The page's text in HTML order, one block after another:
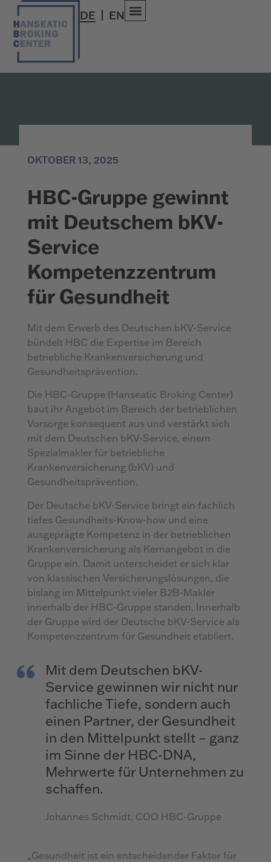
DE EN
OKTOBER 13, 2025
HBC-Gruppe gewinnt
mit Deutschem bKV-
Service
Kompetenzzentrum
für Gesundheit
Mit dem Erwerb des Deutschen bKV-Service
bündelt HBC die Expertise im Bereich
betriebliche Krankenversicherung und
Gesundheitsprävention.
Die HBC-Gruppe (Hanseatic Broking Center)
baut ihr Angebot im Bereich der betrieblichen
Vorsorge konsequent aus und verstärkt sich
mit dem Deutschen bKV-Service, einem
Spezialmakler für betriebliche
Krankenversicherung (bKV) und
Gesundheitsprävention.
Der Deutsche bKV-Service bringt ein fachlich
tiefes Gesundheits-Know-how und eine
ausgeprägte Kompetenz in der betrieblichen
Krankenversicherung als Kernangebot in die
Gruppe ein. Damit unterscheidet er sich klar
von klassischen Versicherungslösungen, die
bislang im Mittelpunkt vieler B2B-Makler
innerhalb der HBC-Gruppe standen. Innerhalb
der Gruppe wird der Deutsche bKV-Service als
Kompetenzzentrum für Gesundheit etabliert.
Mit dem Deutschen bKV-
Service gewinnen wir nicht nur
fachliche Tiefe, sondern auch
einen Partner, der Gesundheit
in den Mittelpunkt stellt – ganz
im Sinne der HBC-DNA,
Mehrwerte für Unternehmen zu
schaffen.
Johannes Schmidt, COO HBC-Gruppe
„Gesundheit ist ein entscheidender Faktor für